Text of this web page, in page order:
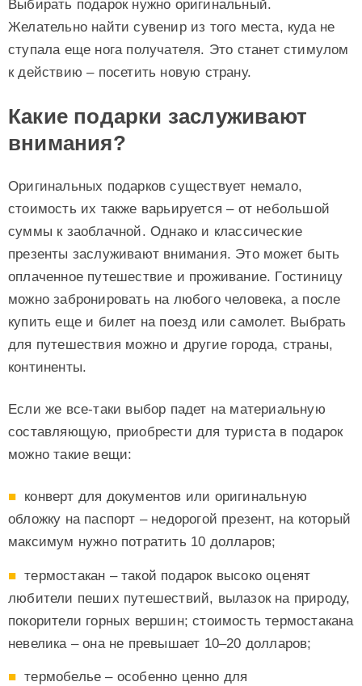
Выбирать подарок нужно оригинальный.
Желательно найти сувенир из того места, куда не
ступала еще нога получателя. Это станет стимулом
к действию – посетить новую страну.
Какие подарки заслуживают
внимания?
Оригинальных подарков существует немало,
стоимость их также варьируется – от небольшой
суммы к заоблачной. Однако и классические
презенты заслуживают внимания. Это может быть
оплаченное путешествие и проживание. Гостиницу
можно забронировать на любого человека, а после
купить еще и билет на поезд или самолет. Выбрать
для путешествия можно и другие города, страны,
континенты.
Если же все-таки выбор падет на материальную
составляющую, приобрести для туриста в подарок
можно такие вещи:
конверт для документов или оригинальную
обложку на паспорт – недорогой презент, на который
максимум нужно потратить 10 долларов;
термостакан – такой подарок высоко оценят
любители пеших путешествий, вылазок на природу,
покорители горных вершин; стоимость термостакана
невелика – она не превышает 10–20 долларов;
термобелье – особенно ценно для